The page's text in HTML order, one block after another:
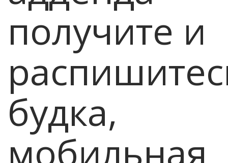
получите и
будка,
мобильная